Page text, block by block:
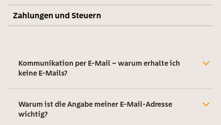
Zahlungen und Steuern
Kommunikation per E-Mail – warum erhalte ich
keine E-Mails?
Warum ist die Angabe meiner E-Mail-Adresse
wichtig?